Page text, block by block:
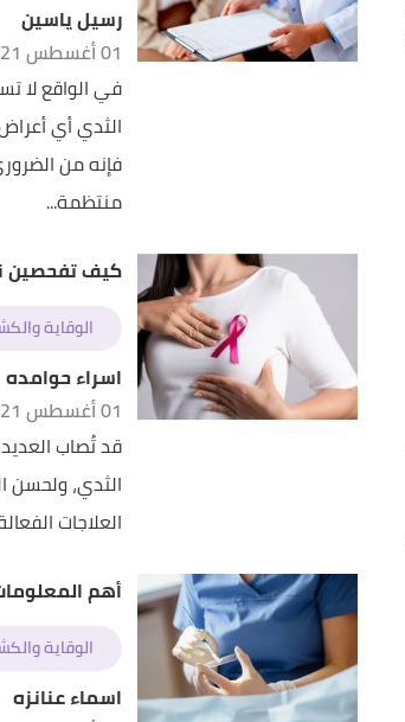
رسيل ياسين
01 أغسطس 2021
في الواقع لا
الثدي أي
فإنه من
منتظمة...
كيف تفحصين
الوقاية
اسراء حوامده
01 أغسطس 2021
قد تُصاب
الثدي، ولحسن
العلاجات
أهم
الوقاية
اسماء عنانزه